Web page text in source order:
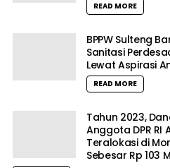
READ MORE
BPPW Sulteng
Sanitasi
Lewat Aspirasi
READ MORE
Tahun 2023,
Anggota DPR RI
Teralokasi di
Sebesar Rp 103 M